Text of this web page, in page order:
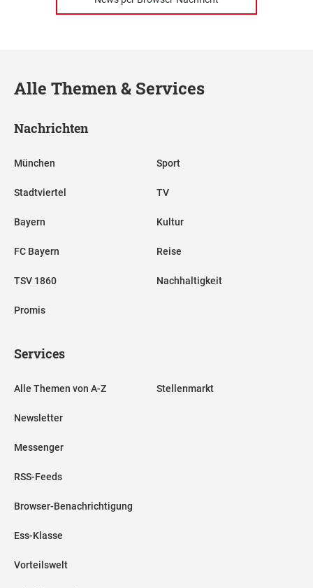
Alle Themen & Services
Nachrichten
München
Stadtviertel
Bayern
FC Bayern
TSV 1860
Promis
Sport
TV
Kultur
Reise
Nachhaltigkeit
Services
Alle Themen von A-Z
Newsletter
Messenger
RSS-Feeds
Browser-Benachrichtigung
Ess-Klasse
Vorteilswelt
Stellenmarkt